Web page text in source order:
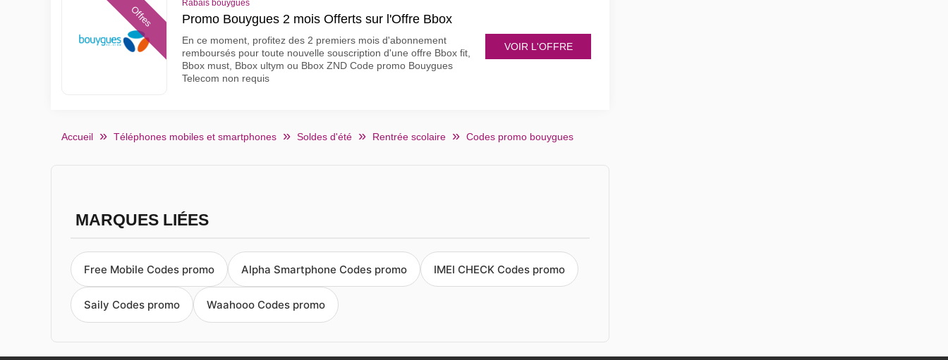
Offres
Rabais bouygues
Promo Bouygues 2 mois Offerts sur l'Offre Bbox
En ce moment, profitez des 2 premiers mois d'abonnement
remboursés pour toute nouvelle souscription d'une offre Bbox fit,
Bbox must, Bbox ultym ou Bbox ZND Code promo Bouygues
Telecom non requis
VOIR L'OFFRE
Accueil Téléphones mobiles et smartphones Soldes d'été Rentrée scolaire Codes promo bouygues
MARQUES LIÉES
Free Mobile Codes promo Alpha Smartphone Codes promo IMEI CHECK Codes promo
Saily Codes promo Waahooo Codes promo